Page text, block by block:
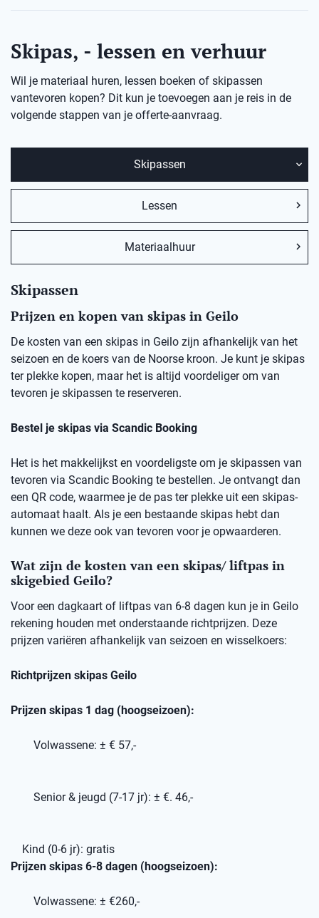
Skipas, - lessen en verhuur
Wil je materiaal huren, lessen boeken of skipassen
vantevoren kopen? Dit kun je toevoegen aan je reis in de
volgende stappen van je offerte-aanvraag.
Skipassen
Lessen
Materiaalhuur
Skipassen
Prijzen en kopen van skipas in Geilo
De kosten van een skipas in Geilo zijn afhankelijk van het
seizoen en de koers van de Noorse kroon. Je kunt je skipas
ter plekke kopen, maar het is altijd voordeliger om van
tevoren je skipassen te reserveren.
Bestel je skipas via Scandic Booking
Het is het makkelijkst en voordeligste om je skipassen van
tevoren via Scandic Booking te bestellen. Je ontvangt dan
een QR code, waarmee je de pas ter plekke uit een skipas-
automaat haalt. Als je een bestaande skipas hebt dan
kunnen we deze ook van tevoren voor je opwaarderen.
Wat zijn de kosten van een skipas/ liftpas in
skigebied Geilo?
Voor een dagkaart of liftpas van 6-8 dagen kun je in Geilo
rekening houden met onderstaande richtprijzen. Deze
prijzen variëren afhankelijk van seizoen en wisselkoers:
Richtprijzen skipas Geilo
Prijzen skipas 1 dag (hoogseizoen):
Volwassene: ± € 57,-
Senior & jeugd (7-17 jr): ± €. 46,-
Kind (0-6 jr): gratis
Prijzen skipas 6-8 dagen (hoogseizoen):
Volwassene: ± €260,-